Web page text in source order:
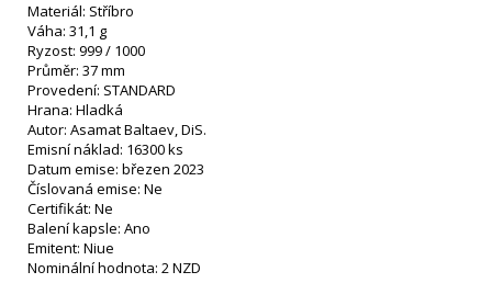
Materiál: Stříbro
Váha: 31,1 g
Ryzost: 999 / 1000
Průměr: 37 mm
Provedení: STANDARD
Hrana: Hladká
Autor: Asamat Baltaev, DiS.
Emisní náklad: 16300 ks
Datum emise: březen 2023
Číslovaná emise: Ne
Certifikát: Ne
Balení kapsle: Ano
Emitent: Niue
Nominální hodnota: 2 NZD